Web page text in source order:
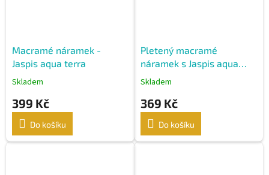
Macramé náramek -
Jaspis aqua terra
Skladem
399 Kč
Do košíku
Pletený macramé
náramek s Jaspis aqua
terra
Skladem
369 Kč
Do košíku